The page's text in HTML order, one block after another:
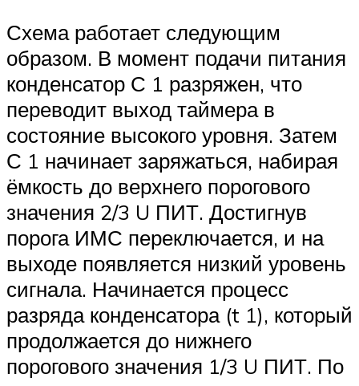
Схема работает следующим
образом. В момент подачи питания
конденсатор С 1 разряжен, что
переводит выход таймера в
состояние высокого уровня. Затем
С 1 начинает заряжаться, набирая
ёмкость до верхнего порогового
значения 2/3 U ПИТ. Достигнув
порога ИМС переключается, и на
выходе появляется низкий уровень
сигнала. Начинается процесс
разряда конденсатора (t 1), который
продолжается до нижнего
порогового значения 1/3 U ПИТ. По